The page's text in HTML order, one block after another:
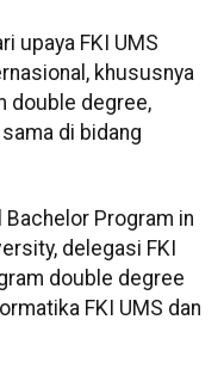
upaya FKI UMS
khususnya
double degree,
di bidang
Program in
delegasi FKI
double degree
FKI UMS dan